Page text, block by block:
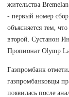
жительства
- первый номер
объясняется тем,
второй. Сустанон
Пропионат Olymp
Газпромбанк
газпромбанковцы
появилась после